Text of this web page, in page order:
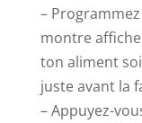
–
montre
ton aliment
juste avant la
– Appuyez-